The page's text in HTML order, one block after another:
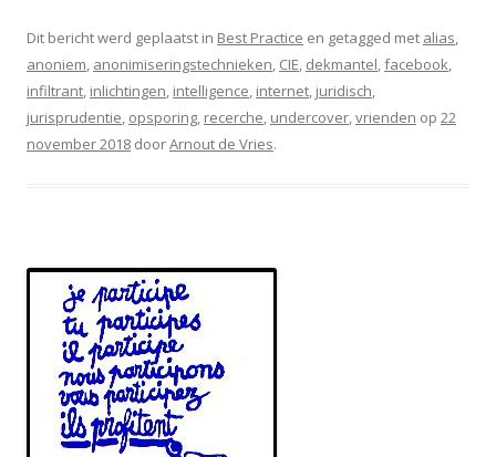
Dit bericht werd geplaatst in Best Practice en getagged met alias,
anoniem, anonimiseringstechnieken, CIE, dekmantel,facebook,
infiltrant, inlichtingen, intelligence, internet, juridisch,
jurisprudentie, opsporing, recerche, undercover,vrienden op 22
november 2018 doorArnout de Vries.